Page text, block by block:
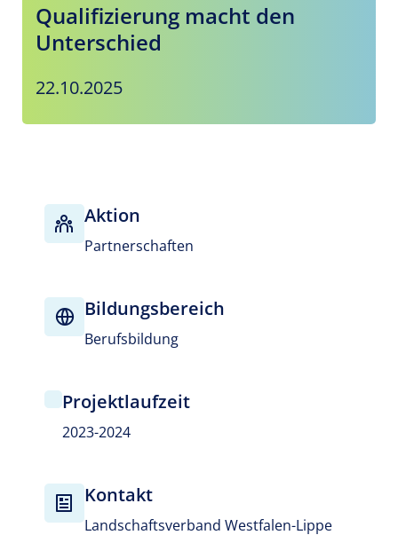
Qualifizierung macht den
Unterschied
22.10.2025
Aktion
Partnerschaften
Bildungsbereich
Berufsbildung
Projektlaufzeit
2023-2024
Kontakt
Landschaftsverband Westfalen-Lippe